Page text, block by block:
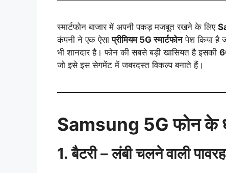
स्मार्टफोन बाजार में अपनी पकड़ मजबूत रखने के लिए
कंपनी ने एक ऐसाप्रीमियम 5G स्मार्टफोनपेश किया है
भी शानदार है। फोन की सबसे बड़ी खासियत है इसकी
जो इसे इस सेगमेंट में जबरदस्त विकल्प बनाते हैं।
Samsung 5G फोन के
1. बैटरी – लंबी चलने वाली